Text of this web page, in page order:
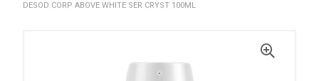
DESOD CORP ABOVE WHITE SER CRYST 100ML